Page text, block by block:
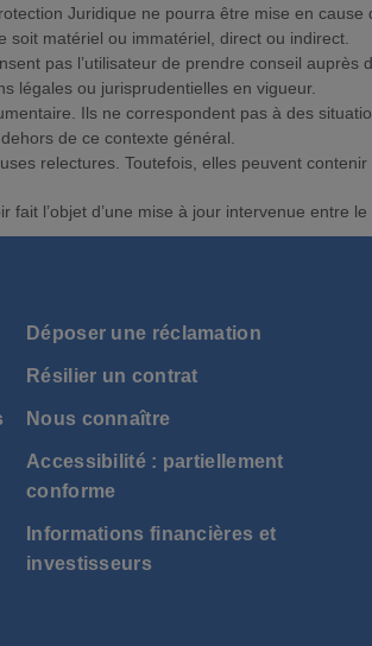
Juridique ne pourra être mise en
soit matériel ou immatériel, direct ou indirect.
pas l’utilisateur de prendre conseil
légales ou jurisprudentielles en vigueur.
Ils ne correspondent pas à des
de ce contexte général.
relectures. Toutefois, elles peuvent
fait l’objet d’une mise à jour intervenue entre
Déposer une réclamation
Résilier un contrat
Nous connaître
Accessibilité : partiellement
conforme
Informations financières et
investisseurs